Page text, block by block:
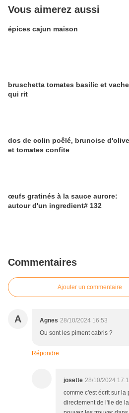
Vous aimerez aussi
épices cajun maison
bruschetta tomates basilic et vache
qui rit
dos de colin poêlé, brunoise d'olive
et tomates confite
œufs gratinés à la sauce aurore:
autour d'un ingredient# 132
Commentaires
Ajouter un commentaire
A Agnes 28/10/2024 16:53
Ou sont les piment cabris ?
Répondre
josette 28/10/2024
comme c'est écrit sur la
directement de l'ile de